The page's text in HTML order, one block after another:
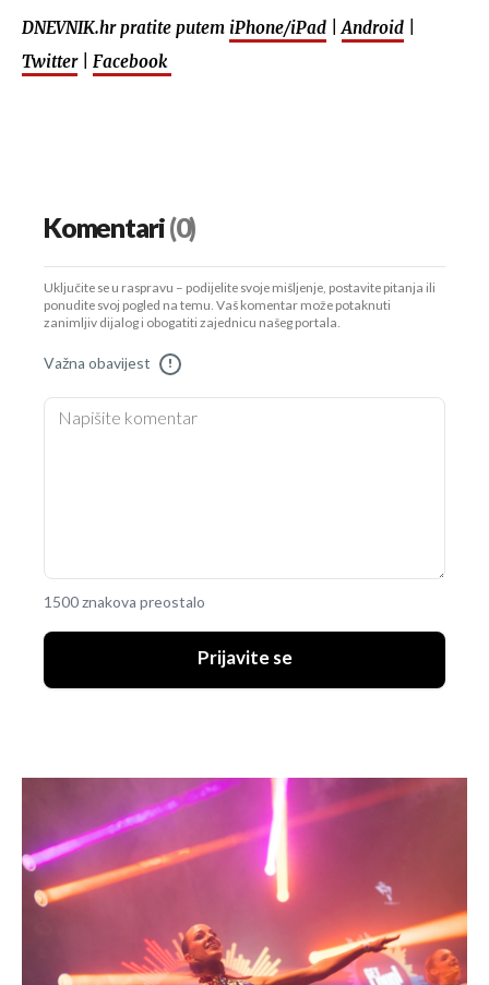
DNEVNIK.hr pratite putem iPhone/iPad Android
Twitter| Facebook
Komentari(0)
Uključite se u raspravu – podijelite svoje mišljenje, postavite pitanja ili
ponudite svoj pogled na temu. Vaš komentar može potaknuti
zanimljiv dijalog i obogatiti zajednicu našeg portala.
Važna obavijest !
1500 znakova preostalo
Prijavite se